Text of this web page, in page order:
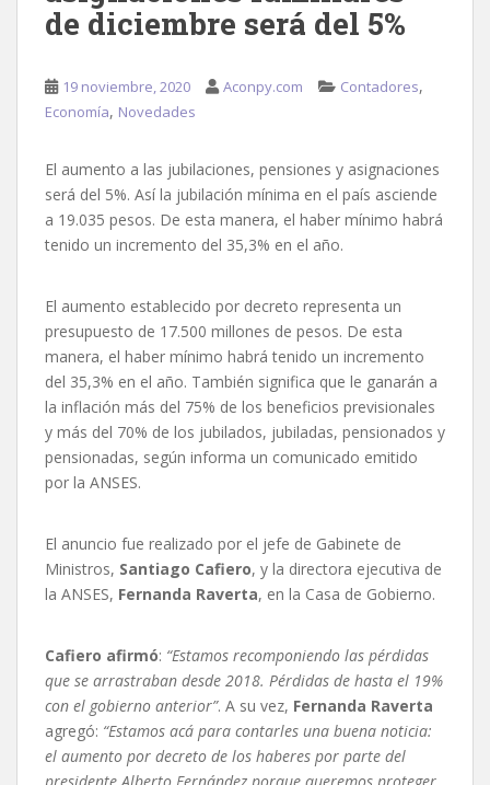
de diciembre será del 5%
19 noviembre, 2020 Aconpy.com Contadores,
Economía, Novedades
El aumento a las jubilaciones, pensiones y asignaciones
será del 5%. Así la jubilación mínima en el país asciende
a 19.035 pesos. De esta manera, el haber mínimo habrá
tenido un incremento del 35,3% en el año.
El aumento establecido por decreto representa un
presupuesto de 17.500 millones de pesos. De esta
manera, el haber mínimo habrá tenido un incremento
del 35,3% en el año. También significa que le ganarán a
la inflación más del 75% de los beneficios previsionales
y más del 70% de los jubilados, jubiladas, pensionados y
pensionadas, según informa un comunicado emitido
por la ANSES.
El anuncio fue realizado por el jefe de Gabinete de
Ministros, Santiago Cafiero, y la directora ejecutiva de
la ANSES, Fernanda Raverta, en la Casa de Gobierno.
Cafiero afirmó: “Estamos recomponiendo las pérdidas
que se arrastraban desde 2018. Pérdidas de hasta el 19%
con el gobierno anterior”. A su vez, Fernanda Raverta
agregó: “Estamos acá para contarles una buena noticia:
el aumento por decreto de los haberes por parte del